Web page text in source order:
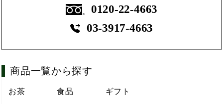
0120-22-4663
03-3917-4663
商品一覧から探す
お茶 食品 ギフト